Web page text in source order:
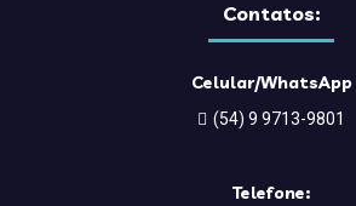
Contatos:
Celular/WhatsApp
(54) 9 9713-9801
Telefone: